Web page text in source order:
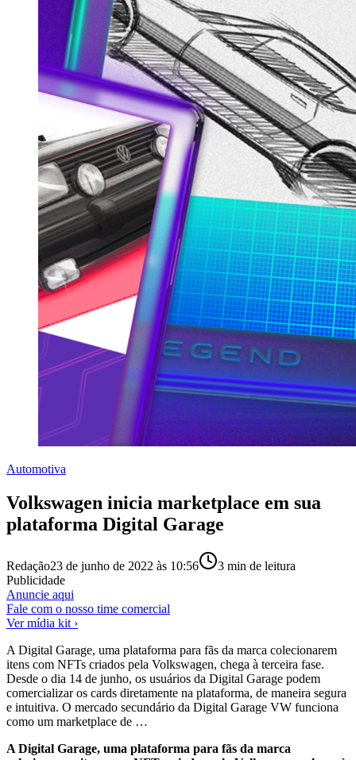
Automotiva
Volkswagen inicia marketplace em sua
plataforma Digital Garage
Redação23 de junho de 2022 às 10:56 3 min de leitura
Publicidade
Anuncie aqui
Fale com o nosso time comercial
Ver mídia kit ›
A Digital Garage, uma plataforma para fãs da marca colecionarem
itens com NFTs criados pela Volkswagen, chega à terceira fase.
Desde o dia 14 de junho, os usuários da Digital Garage podem
comercializar os cards diretamente na plataforma, de maneira segura
e intuitiva. O mercado secundário da Digital Garage VW funciona
como um marketplace de …
A Digital Garage, uma plataforma para fãs da marca